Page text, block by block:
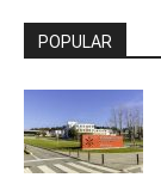
POPULAR